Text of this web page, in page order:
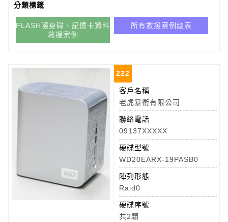
分類標籤
FLASH隨身碟、記憶卡資料
救援案例
所有救援案例總表
222
客戶名稱
老虎暴衝有限公司
聯絡電話
09137XXXXX
硬碟型號
WD20EARX-19PASB0
陣列形態
Raid0
硬碟序號
共2顆